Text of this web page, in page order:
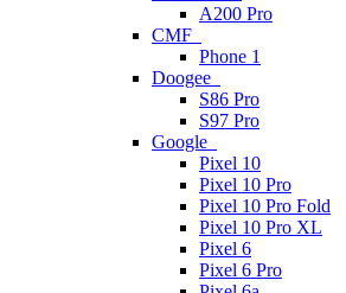
A200 Pro
CMF
Phone 1
Doogee
S86 Pro
S97 Pro
Google
Pixel 10
Pixel 10 Pro
Pixel 10 Pro Fold
Pixel 10 Pro XL
Pixel 6
Pixel 6 Pro